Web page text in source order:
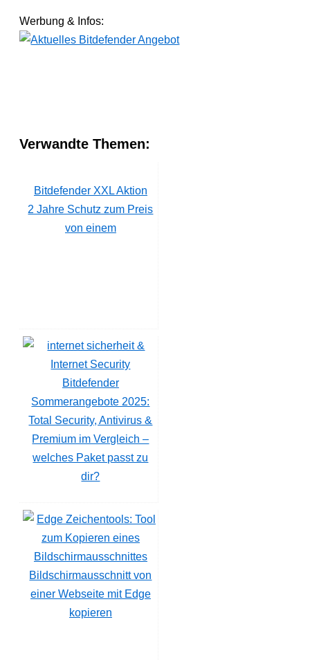
Werbung & Infos:
Verwandte Themen:
Bitdefender XXL Aktion
2 Jahre Schutz zum Preis
von einem
Bitdefender
Sommerangebote 2025:
Total Security, Antivirus &
Premium im Vergleich –
welches Paket passt zu
dir?
Bildschirmausschnitt von
einer Webseite mit Edge
kopieren